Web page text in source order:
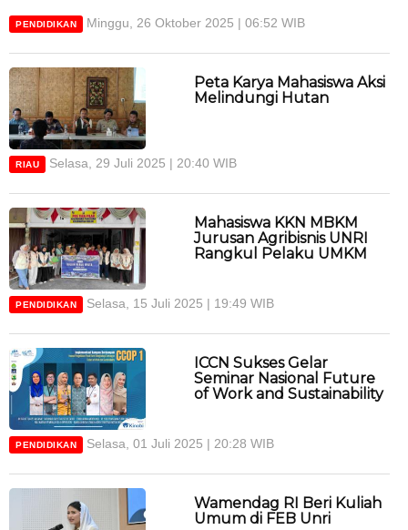
PENDIDIKAN Minggu, 26 Oktober 2025 | 06:52 WIB
Peta Karya Mahasiswa Aksi
Melindungi Hutan
RIAU Selasa, 29 Juli 2025 | 20:40 WIB
Mahasiswa KKN MBKM
Jurusan Agribisnis UNRI
Rangkul Pelaku UMKM
PENDIDIKAN Selasa, 15 Juli 2025 | 19:49 WIB
ICCN Sukses Gelar
Seminar Nasional Future
of Work and Sustainability
PENDIDIKAN Selasa, 01 Juli 2025 | 20:28 WIB
Wamendag RI Beri Kuliah
Umum di FEB Unri